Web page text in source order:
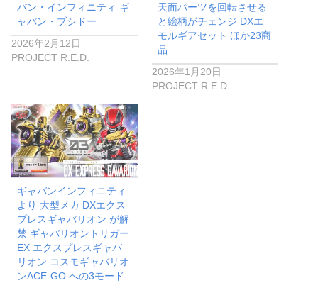
バン・インフィニティ ギ
ャバン・ブシドー
2026年2月12日
PROJECT R.E.D.
天面パーツを回転させる
と絵柄がチェンジ DXエ
モルギアセット ほか23商
品
2026年1月20日
PROJECT R.E.D.
ギャバンインフィニティ
より 大型メカ DXエクス
プレスギャバリオン が解
禁 ギャバリオントリガー
EX エクスプレスギャバ
リオン コスモギャバリオ
ンACE-GO への3モード